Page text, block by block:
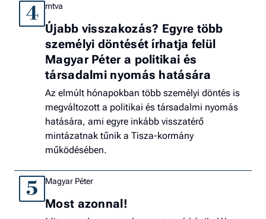
4 mtva
Újabb visszakozás? Egyre több
személyi döntését írhatja felül
Magyar Péter a politikai és
társadalmi nyomás hatására
Az elmúlt hónapokban több személyi döntés is
megváltozott a politikai és társadalmi nyomás
hatására, ami egyre inkább visszatérő
mintázatnak tűnik a Tisza-kormány
működésében.
5 Magyar Péter
Most azonnal!